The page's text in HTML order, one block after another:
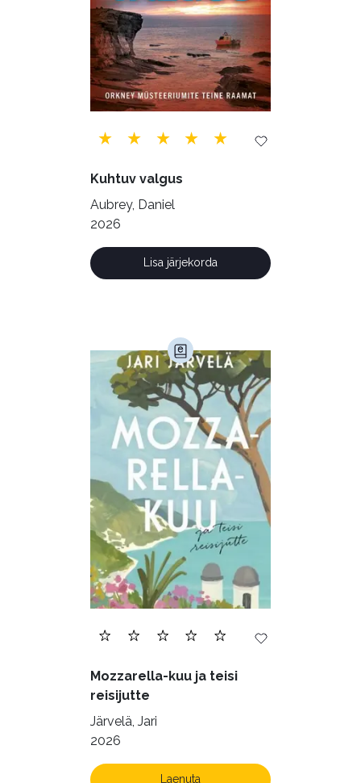
Tehnika (6)
Telekommunikatsioon (9)
Tervis (147)
Transport (8)
Ulme ja fantaasia (244)
Vabakasutus (423)
Õigus (22)
Kuhtuv valgus
Aubrey, Daniel
2026
Lisa järjekorda
Mozzarella-kuu ja teisi
reisijutte
Järvelä, Jari
2026
Laenuta